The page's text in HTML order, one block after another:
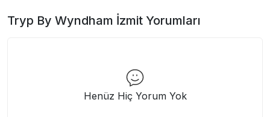
Tryp By Wyndham İzmit Yorumları
Henüz Hiç Yorum Yok